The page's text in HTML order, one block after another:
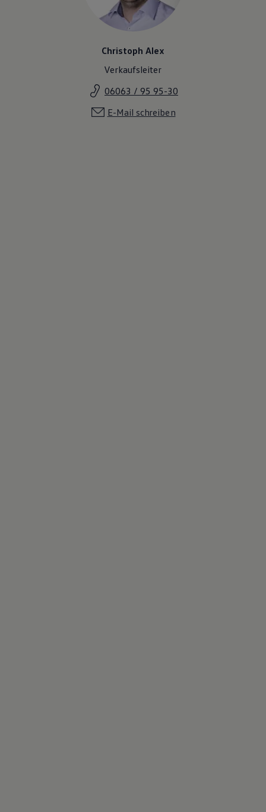
Lifestyle
Elektromobilität
Volkswagen R
Pannen- und Unfallhilfe
Volkswagen Kundenbetreuung
Christoph Alex
Verkaufsleiter
06063 / 95 95-30
E-Mail schreiben